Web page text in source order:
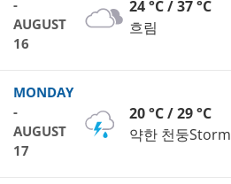
-
AUGUST
16
24 °C / 37 °C
흐림
MONDAY
-
AUGUST
17
20 °C / 29 °C
약한 천둥Storm